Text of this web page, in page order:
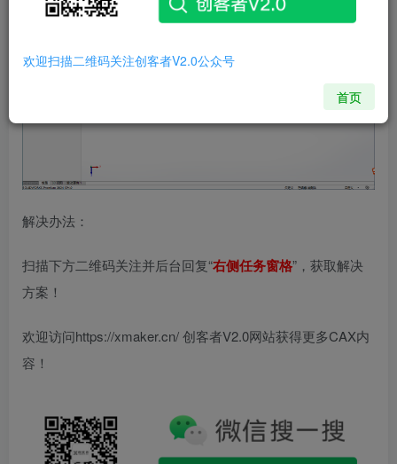
解决办法：
扫描下方二维码关注并后台回复“右侧任务窗格”，获取解决
方案！
欢迎访问https://xmaker.cn/ 创客者V2.0网站获得更多CAX内
容！
欢迎扫描二维码关注创客者V2.0公众号
首页